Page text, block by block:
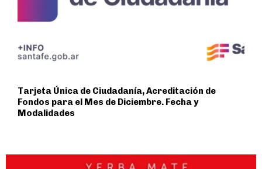
Tarjeta Única de Ciudadanía, Acreditación de
Fondos para el Mes de Diciembre. Fecha y
Modalidades